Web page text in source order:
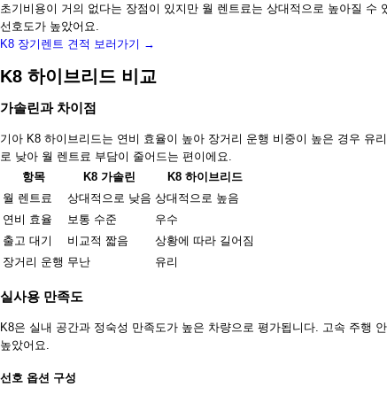
초기비용이 거의 없다는 장점이 있지만 월 렌트료는 상대적으로 높아질 수
선호도가 높았어요.
K8 장기렌트 견적 보러가기 →
K8 하이브리드 비교
가솔린과 차이점
기아 K8 하이브리드는 연비 효율이 높아 장거리 운행 비중이 높은 경우 유
로 낮아 월 렌트료 부담이 줄어드는 편이에요.
항목
K8 가솔린
K8 하이브리드
월 렌트료
상대적으로 낮음 상대적으로 높음
연비 효율
보통 수준
우수
출고 대기
비교적 짧음
상황에 따라 길어짐
장거리 운행 무난 유리
실사용 만족도
K8은 실내 공간과 정숙성 만족도가 높은 차량으로 평가됩니다. 고속 주행
높았어요.
선호 옵션 구성